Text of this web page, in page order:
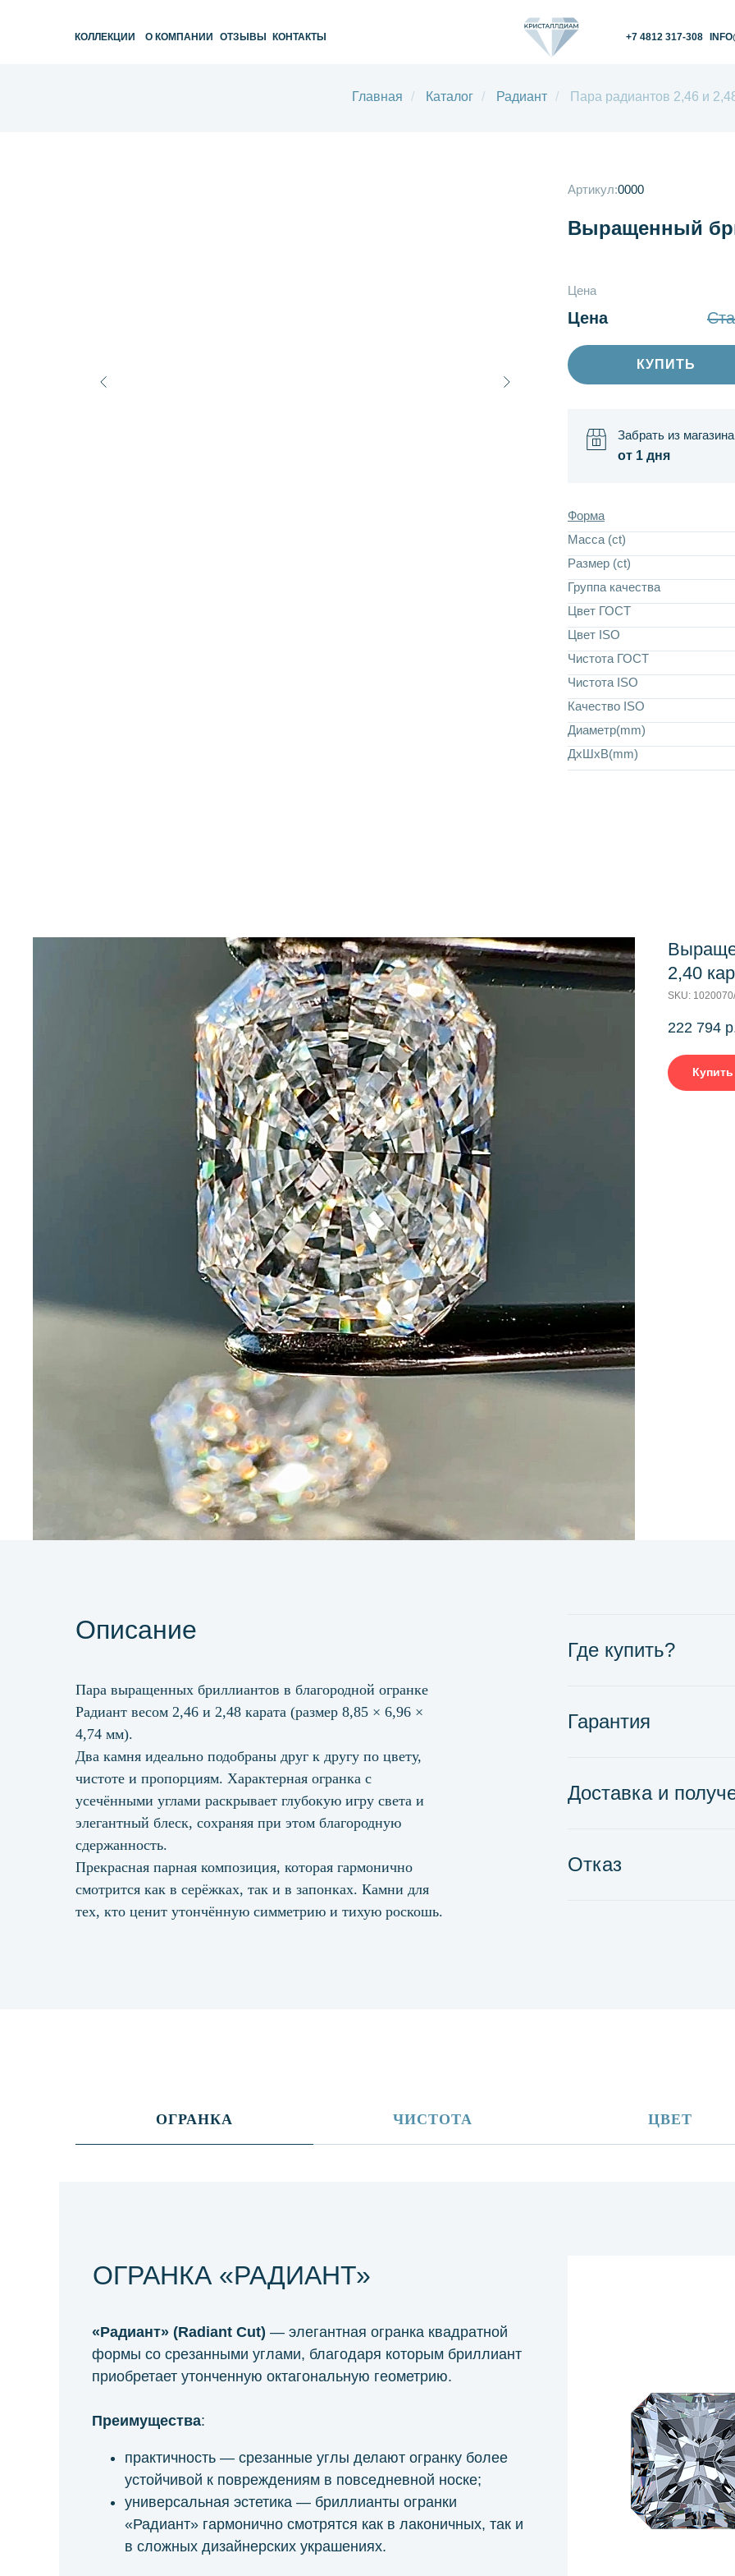
КОЛЛЕКЦИИ О КОМПАНИИ ОТЗЫВЫ КОНТАКТЫ +7 4812 317-308
Главная / Каталог / Радиант / Пара радиантов 2,46 и
от 1 дня
Забрать из магазина
Выращенный
Артикул:0000
Форма
Масса (ct)
Размер (ct)
Группа качества
Цвет ГОСТ
Цвет ISO
Чистота ГОСТ
Чистота ISO
Качество ISO
Диаметр(mm)
ДхШхВ(mm)
Цена
Цена
КУПИТЬ
2,40
SKU:
222 794
Купить
Описание
Пара выращенных бриллиантов в благородной огранке
Радиант весом 2,46 и 2,48 карата (размер 8,85 × 6,96 ×
4,74 мм).
Два камня идеально подобраны друг к другу по цвету,
чистоте и пропорциям. Характерная огранка с
усечёнными углами раскрывает глубокую игру света и
элегантный блеск, сохраняя при этом благородную
сдержанность.
Прекрасная парная композиция, которая гармонично
смотрится как в серёжках, так и в запонках. Камни для
тех, кто ценит утончённую симметрию и тихую роскошь.
Где купить?
Гарантия
Доставка и
Отказ
ОГРАНКА ЧИСТОТА ЦВЕТ
«Радиант» (Radiant Cut) — элегантная огранка квадратной
формы со срезанными углами, благодаря которым бриллиант
приобретает утонченную октагональную геометрию.
Преимущества:
практичность — срезанные углы делают огранку более
устойчивой к повреждениям в повседневной носке;
универсальная эстетика — бриллианты огранки
«Радиант» гармонично смотрятся как в лаконичных, так и
в сложных дизайнерских украшениях.
ОГРАНКА «РАДИАНТ»